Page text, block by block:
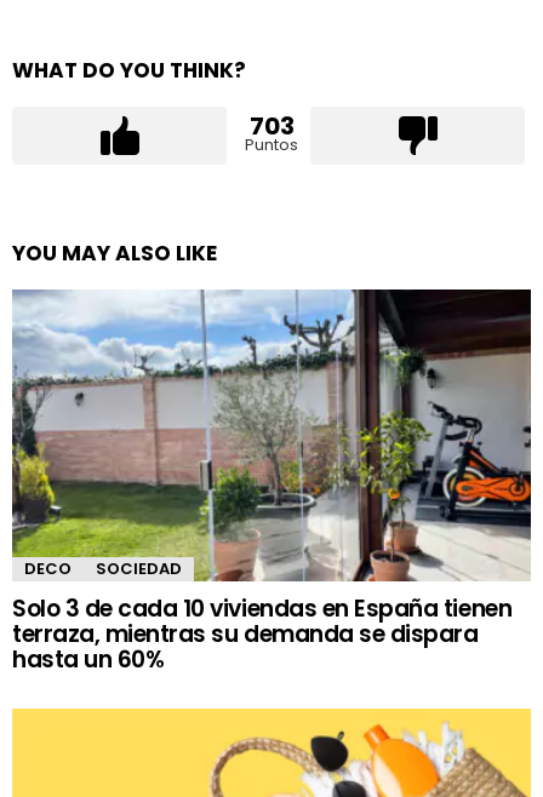
WHAT DO YOU THINK?
703
Puntos
YOU MAY ALSO LIKE
DECO SOCIEDAD
Solo 3 de cada 10 viviendas en España tienen
terraza, mientras su demanda se dispara
hasta un 60%